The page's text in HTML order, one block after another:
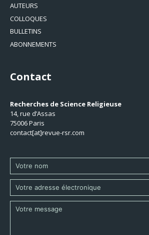
AUTEURS
COLLOQUES
BULLETINS
ABONNEMENTS
Contact
Recherches de Science Religieuse
14, rue d’Assas
75006 Paris
contact[at]revue-rsr.com